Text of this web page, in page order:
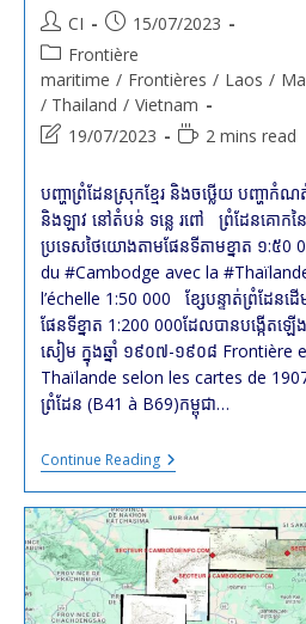
Post
author:
CI
Post
published:
15/07/2023
Post
category:
Frontière
maritime / Frontières / Laos /
/ Thailand / Vietnam
Post
modified:
19/07/2023
Reading2 mins read
បញ្ហាព្រំដែនស្រុកខ្មែរ និងចឞ្លើយ បញ្ហាកំណ
និងឡាវ នៅតំបន់ ទន្លេ រពៅ ព្រំដែនគោកន
ប្រទេសថៃយោងតាមផែនទីតាមខ្នាត ១:៥
du #Cambodge avec la
l’échelle 1:50 000 ខ្សែបន្ទាត់ព្រំដែន
ផែនទីខ្នាត 1:200 000ដែលបានបង្កើតឡើ
សៀម ក្នុងឆ្នាំ ១៩០៧-១៩០៨ Frontière
Thaïlande selon les cartes de
ព្រំដែន (B41 à B69)កម្ពុជា…
Continue Readingបញ្ហា
ព្រំដែន
ស្រុក
ខ្មែរ
និងចឞ្លើយ